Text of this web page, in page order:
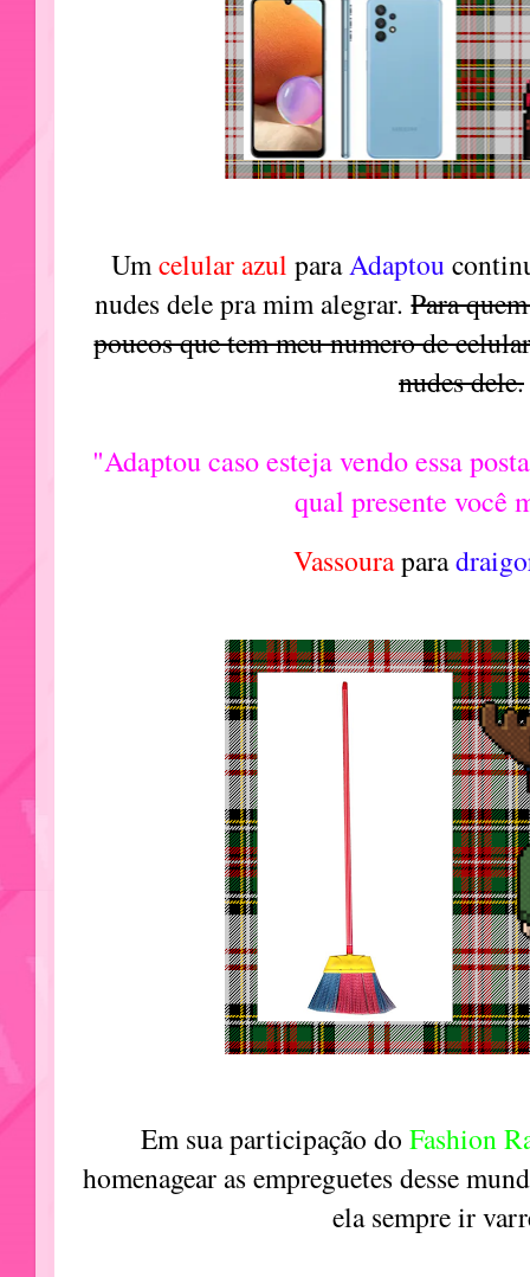
Umcelular azul paraAdaptou
nudes dele pra mim alegrar.Para
poucos que tem meu numero de
nudes dele.
"Adaptou caso esteja vendo essa
qual presente você
Vassourapara
Em sua participação doFashion
homenagear as empreguetes desse
ela sempre ir